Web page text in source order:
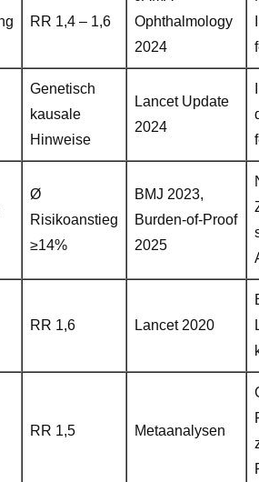
RR 1,4 – 1,6
Ophthalmology
2024
Genetisch
kausale
Hinweise
Lancet Update
2024
Ø
Risikoanstieg
≥14%
BMJ 2023,
Burden-of-Proof
2025
RR 1,6 Lancet 2020
RR 1,5 Metaanalysen